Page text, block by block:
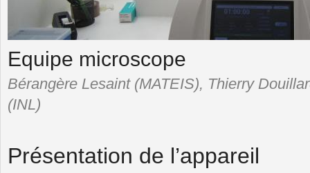
Equipe microscope
Bérangère Lesaint (MATEIS), Thierry
(INL)
Présentation de l’appareil